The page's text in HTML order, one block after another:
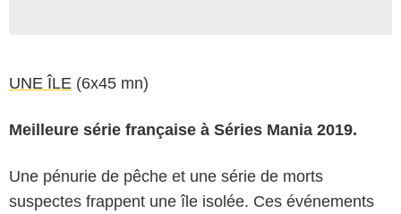
UNE ÎLE (6x45 mn)
Meilleure série française à Séries Mania 2019.
Une pénurie de pêche et une série de morts
suspectes frappent une île isolée. Ces événements